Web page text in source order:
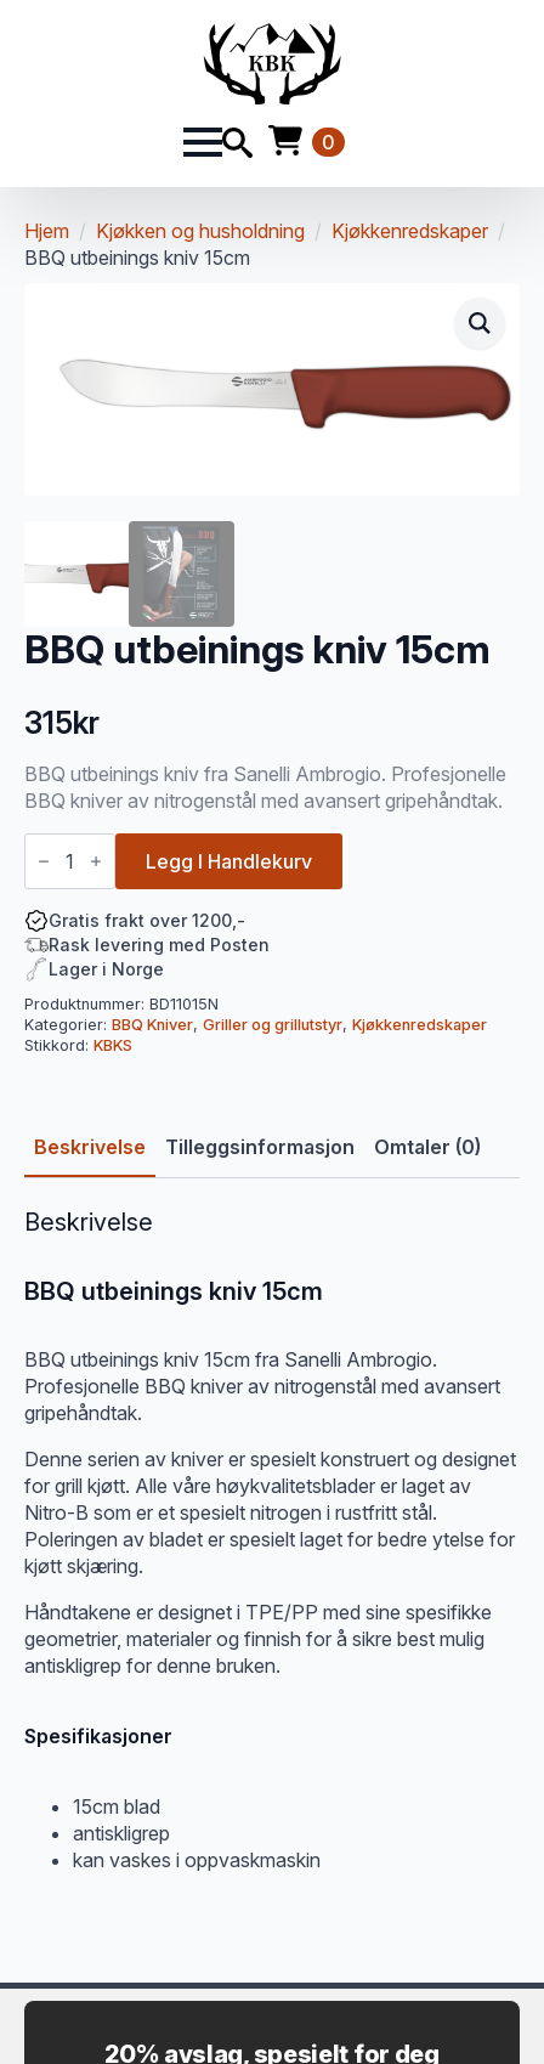
0
Hjem Kjøkken og husholdning
Kjøkkenredskaper
BBQ utbeinings kniv 15cm
BBQ utbeinings kniv 15cm
315kr
BBQ utbeinings kniv fra Sanelli Ambrogio. Profesjonelle
BBQ kniver av nitrogenstål med avansert gripehåndtak.
BBQ
utbeinings
antall
Legg I Handlekurv
Gratis frakt over 1200,-
Rask levering med Posten
Lager i Norge
Produktnummer: BD11015N
Kategorier: BBQ Kniver, Griller og grillutstyr, Kjøkkenredskaper
Stikkord: KBKS
Beskrivelse Tilleggsinformasjon Omtaler (0)
Beskrivelse
BBQ utbeinings kniv 15cm
BBQ utbeinings kniv 15cm fra Sanelli Ambrogio.
Profesjonelle BBQ kniver av nitrogenstål med avansert
gripehåndtak.
Denne serien av kniver er spesielt konstruert og designet
for grill kjøtt. Alle våre høykvalitetsblader er laget av
Nitro-B som er et spesielt nitrogen i rustfritt stål.
Poleringen av bladet er spesielt laget for bedre ytelse for
kjøtt skjæring.
Håndtakene er designet i TPE/PP med sine spesifikke
geometrier, materialer og finnish for å sikre best mulig
antiskligrep for denne bruken.
Spesifikasjoner
15cm blad
antiskligrep
kan vaskes i oppvaskmaskin
20% avslag, spesielt for deg